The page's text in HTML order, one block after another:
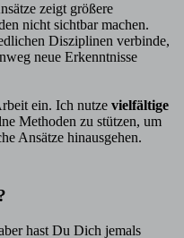
zeigt größere
nicht sichtbar machen.
Disziplinen verbinde,
neue Erkenntnisse
ein. Ich nutze vielfältige
Methoden zu stützen, um
Ansätze hinausgehen.
hast Du Dich jemals